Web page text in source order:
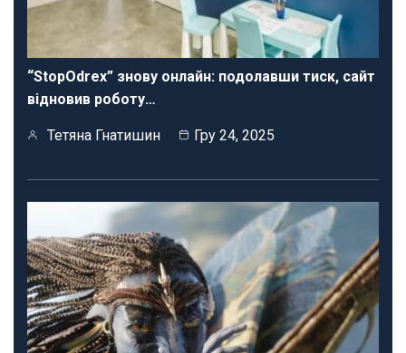
“StopOdrex” знову онлайн: подолавши тиск, сайт
відновив роботу…
Тетяна Гнатишин Гру 24, 2025